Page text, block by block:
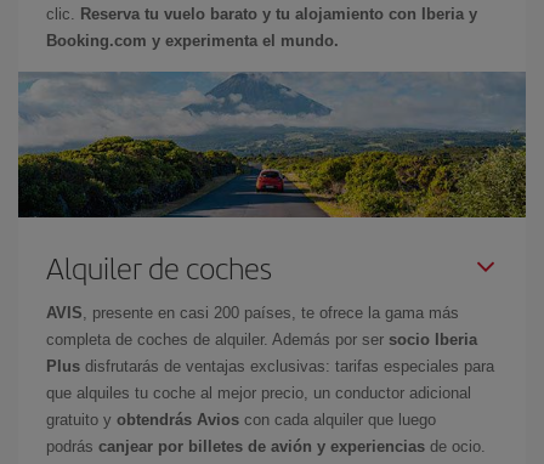
clic.
Reserva tu vuelo barato y tu alojamiento con Iberia y
Booking.com y experimenta el mundo.
Alquiler de coches
AVIS , presente en casi 200 países, te ofrece la gama más
completa de coches de alquiler. Además por ser socio Iberia
Plus disfrutarás de ventajas exclusivas: tarifas especiales para
que alquiles tu coche al mejor precio, un conductor adicional
gratuito y obtendrás Avios con cada alquiler que luego
podrás canjear por billetes de avión y experiencias de ocio.